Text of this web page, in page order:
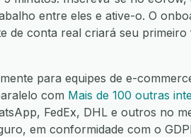
entre eles e ative-o. O
de conta real criará seu
para equipes de e-
com Mais de 100 outras
FedEx, DHL e outros no
em conformidade com o